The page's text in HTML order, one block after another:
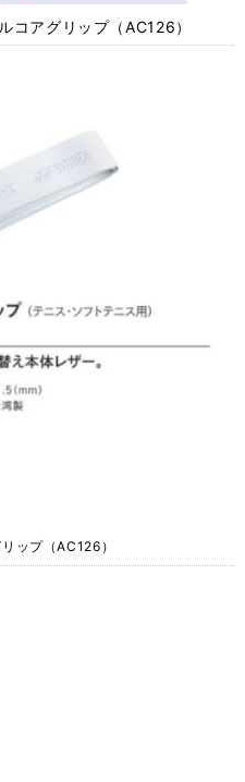
コアグリップ（AC126）
ップ（AC126）